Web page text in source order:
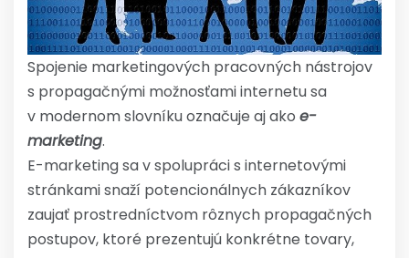
Spojenie marketingových pracovných nástrojov
s propagačnými možnosťami internetu sa
v modernom slovníku označuje aj ako e-
marketing.
E-marketing sa v spolupráci s internetovými
stránkami snaží potencionálnych zákazníkov
zaujať prostredníctvom rôznych propagačných
postupov, ktoré prezentujú konkrétne tovary,